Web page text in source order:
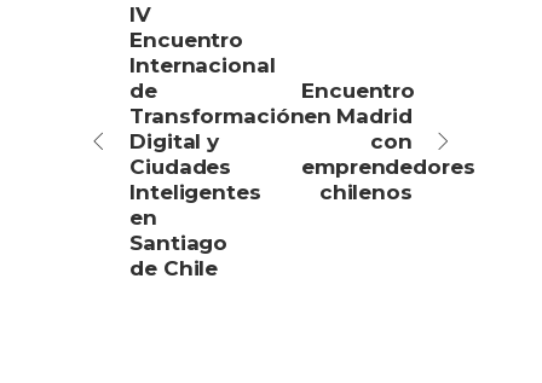
IV
Encuentro
Internacional
de
Transformación
Digital y
Ciudades
Inteligentes
en
Santiago
de Chile
Encuentro
en Madrid
con
emprendedores
chilenos